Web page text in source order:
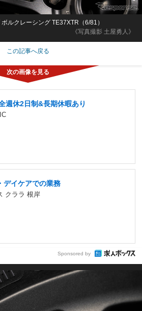
《写真撮影 土屋勇人》
ルクレーシング TE37XTR（6/81）
この記事へ戻る
週休2日制&長期休暇あり
デイケアでの業務
クララ 根岸
Sponsored by